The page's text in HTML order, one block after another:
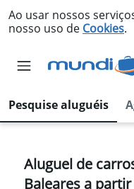
Ao usar nossos
nosso uso de Cookies.
Pesquise aluguéis
Aluguel de
Baleares a